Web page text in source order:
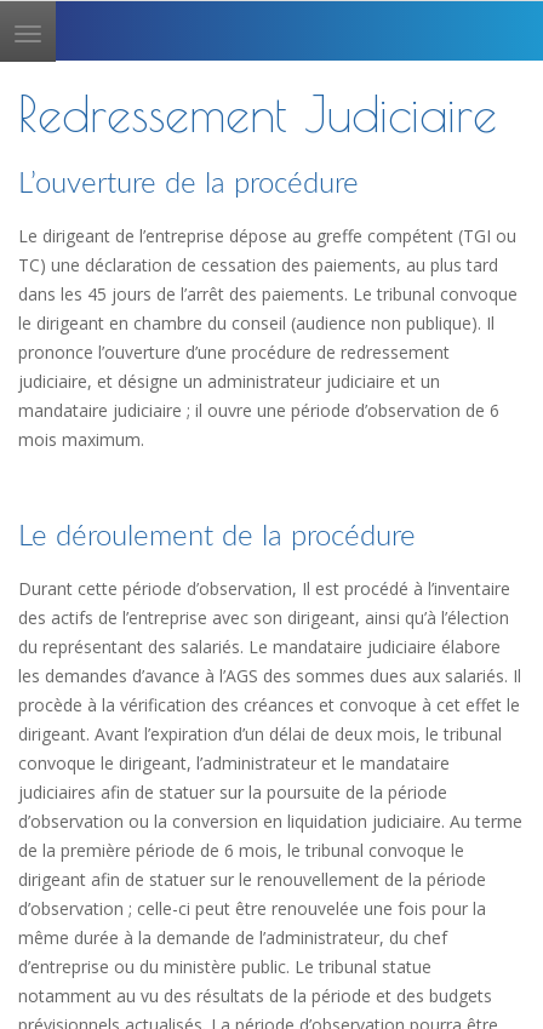
Toggle
navigation
Redressement Judiciaire
L’ouverture de la procédure
Le dirigeant de l’entreprise dépose au greffe compétent (TGI ou
TC) une déclaration de cessation des paiements, au plus tard
dans les 45 jours de l’arrêt des paiements. Le tribunal convoque
le dirigeant en chambre du conseil (audience non publique). Il
prononce l’ouverture d’une procédure de redressement
judiciaire, et désigne un administrateur judiciaire et un
mandataire judiciaire ; il ouvre une période d’observation de 6
mois maximum.
Le déroulement de la procédure
Durant cette période d’observation, Il est procédé à l’inventaire
des actifs de l’entreprise avec son dirigeant, ainsi qu’à l’élection
du représentant des salariés. Le mandataire judiciaire élabore
les demandes d’avance à l’AGS des sommes dues aux salariés. Il
procède à la vérification des créances et convoque à cet effet le
dirigeant. Avant l’expiration d’un délai de deux mois, le tribunal
convoque le dirigeant, l’administrateur et le mandataire
judiciaires afin de statuer sur la poursuite de la période
d’observation ou la conversion en liquidation judiciaire. Au terme
de la première période de 6 mois, le tribunal convoque le
dirigeant afin de statuer sur le renouvellement de la période
d’observation ; celle-ci peut être renouvelée une fois pour la
même durée à la demande de l’administrateur, du chef
d’entreprise ou du ministère public. Le tribunal statue
notamment au vu des résultats de la période et des budgets